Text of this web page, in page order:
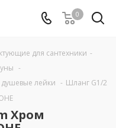
0
для сантехники -
-
лейки - Шланг G1/2
Хром